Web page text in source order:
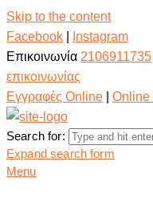
Skip to the content
Facebook
Instagram
Επικοινωνία 2106911735
επικοινωνίας
Εγγραφές Online
Online
Search for:
Expand search form
Menu